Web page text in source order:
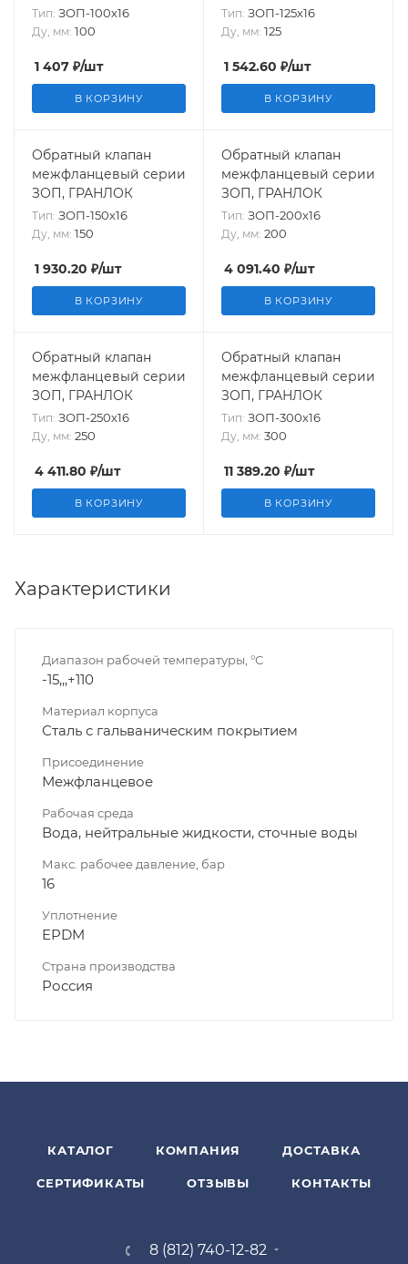
Тип: ЗОП-100х16
Ду, мм: 100
1 407 ₽/шт
В КОРЗИНУ
Тип: ЗОП-125х16
Ду, мм: 125
1 542.60 ₽/шт
В КОРЗИНУ
Обратный клапан
межфланцевый серии
ЗОП, ГРАНЛОК
Тип: ЗОП-150х16
Ду, мм: 150
1 930.20 ₽/шт
В КОРЗИНУ
Обратный клапан
межфланцевый серии
ЗОП, ГРАНЛОК
Тип: ЗОП-200х16
Ду, мм: 200
4 091.40 ₽/шт
В КОРЗИНУ
Обратный клапан
межфланцевый серии
ЗОП, ГРАНЛОК
Тип: ЗОП-250х16
Ду, мм: 250
4 411.80 ₽/шт
В КОРЗИНУ
Обратный клапан
межфланцевый серии
ЗОП, ГРАНЛОК
Тип: ЗОП-300х16
Ду, мм: 300
11 389.20 ₽/шт
В КОРЗИНУ
Характеристики
Диапазон рабочей температуры, °С
-15,,,+110
Материал корпуса
Сталь с гальваническим покрытием
Присоединение
Межфланцевое
Рабочая среда
Вода, нейтральные жидкости, сточные воды
Макс. рабочее давление, бар
16
Уплотнение
EPDM
Страна производства
Россия
КАТАЛОГ КОМПАНИЯ ДОСТАВКА
СЕРТИФИКАТЫ ОТЗЫВЫ КОНТАКТЫ
8 (812) 740-12-82